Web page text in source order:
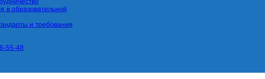
в образовательной
и требования
55-48